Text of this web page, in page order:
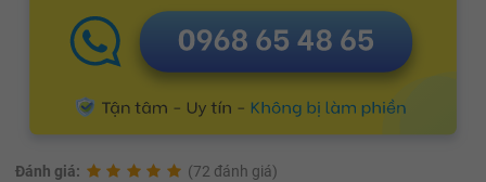
Đánh giá: (72 đánh giá)